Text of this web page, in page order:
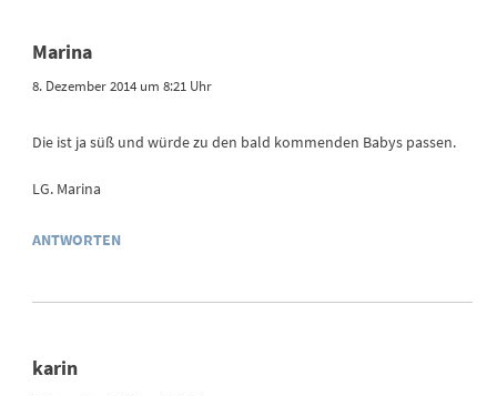
Marina
8. Dezember 2014 um 8:21 Uhr
Die ist ja süß und würde zu den bald kommenden Babys passen.
LG. Marina
ANTWORTEN
karin